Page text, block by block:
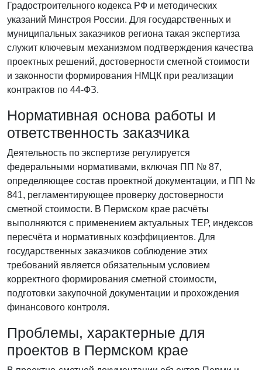
Градостроительного кодекса РФ и методических
указаний Минстроя России. Для государственных и
муниципальных заказчиков региона такая экспертиза
служит ключевым механизмом подтверждения качества
проектных решений, достоверности сметной стоимости
и законности формирования НМЦК при реализации
контрактов по 44-ФЗ.
Нормативная основа работы и
ответственность заказчика
Деятельность по экспертизе регулируется
федеральными нормативами, включая ПП № 87,
определяющее состав проектной документации, и ПП №
841, регламентирующее проверку достоверности
сметной стоимости. В Пермском крае расчёты
выполняются с применением актуальных ТЕР, индексов
пересчёта и нормативных коэффициентов. Для
государственных заказчиков соблюдение этих
требований является обязательным условием
корректного формирования сметной стоимости,
подготовки закупочной документации и прохождения
финансового контроля.
Проблемы, характерные для
проектов в Пермском крае